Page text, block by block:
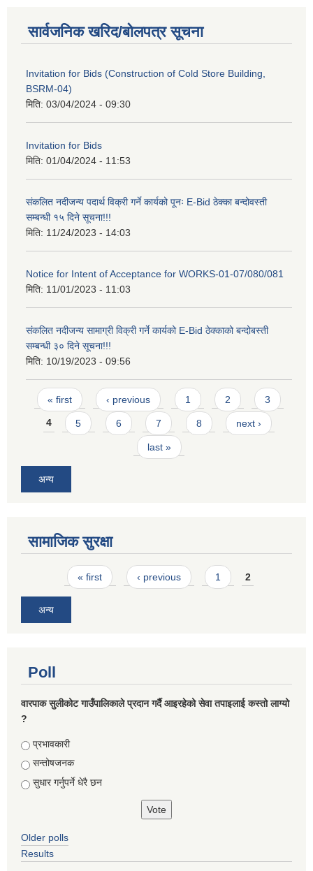
सार्वजनिक खरिद/बोलपत्र सूचना
Invitation for Bids (Construction of Cold Store Building,
BSRM-04)
मिति: 03/04/2024 - 09:30
Invitation for Bids
मिति: 01/04/2024 - 11:53
संकलित नदीजन्य पदार्थ विक्री गर्ने कार्यको पूनः E-Bid ठेक्का बन्दोवस्ती
सम्बन्धी १५ दिने सूचना!!!
मिति: 11/24/2023 - 14:03
Notice for Intent of Acceptance for WORKS-01-07/080/081
मिति: 11/01/2023 - 11:03
संकलित नदीजन्य सामाग्री विक्री गर्ने कार्यको E-Bid ठेक्काको बन्दोबस्ती
सम्बन्धी ३० दिने सूचना!!!
मिति: 10/19/2023 - 09:56
Pages
« first ‹ previous 1 2 3
4 5 6 7 8 next ›
last »
अन्य
सामाजिक सुरक्षा
Pages« first ‹ previous 1 2
अन्य
Poll
वारपाक सुलीकोट गाउँपालिकाले प्रदान गर्दै आइरहेको सेवा तपाइलाई कस्तो लाग्यो
?
Choices
प्रभावकारी
सन्तोषजनक
सुधार गर्नुपर्ने धेरै छन
Older polls
Results